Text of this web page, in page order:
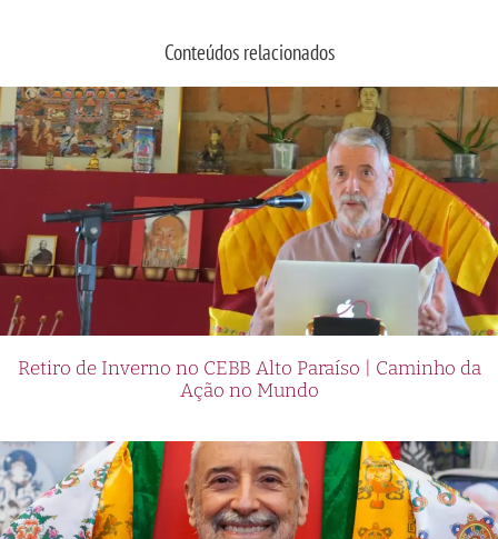
Conteúdos relacionados
Retiro de Inverno no CEBB Alto Paraíso | Caminho da
Ação no Mundo